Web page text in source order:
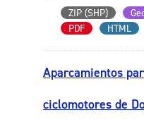
ZIP (SHP)
PDF
HTML
Aparcamientos
ciclomotores de